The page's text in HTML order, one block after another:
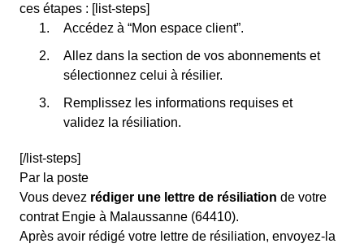
ces étapes : [list-steps]
Accédez à “Mon espace client”.
Allez dans la section de vos abonnements et
sélectionnez celui à résilier.
Remplissez les informations requises et
validez la résiliation.
[/list-steps]
Par la poste
Vous devez rédiger une lettre de résiliation de votre
contrat Engie à Malaussanne (64410).
Après avoir rédigé votre lettre de résiliation, envoyez-la